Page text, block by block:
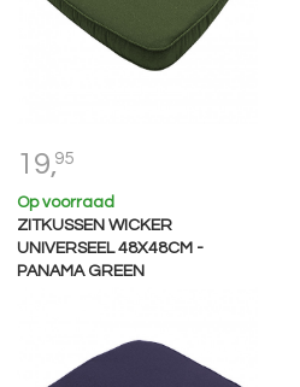
19,95
Op voorraad
ZITKUSSEN WICKER
UNIVERSEEL 48X48CM -
PANAMA GREEN